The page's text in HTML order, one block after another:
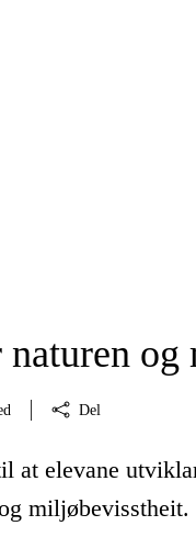
naturen
Del
at elevane
miljøbevisstheit.